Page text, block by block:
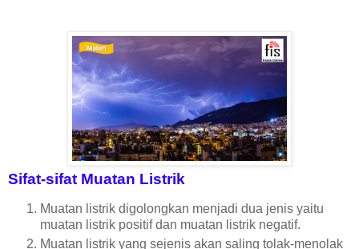
Sifat-sifat Muatan Listrik
Muatan listrik digolongkan menjadi dua jenis yaitu
muatan listrik positif dan muatan listrik negatif.
Muatan listrik yang sejenis akan saling tolak-menolak